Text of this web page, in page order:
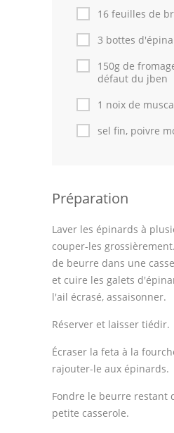
Chefs
Forum
Thèmes
Espace Personnel
16 feuilles de
3 bottes
150g de
défaut du jben
1 noix de
sel fin, poivre
Préparation
Laver les épinards à
couper-les
de beurre dans une
et cuire les galets
l'ail écrasé, assaisonner.
Réserver et laisser tiédir.
Écraser la feta à la
rajouter-le aux épinards.
Fondre le beurre restant
petite casserole.